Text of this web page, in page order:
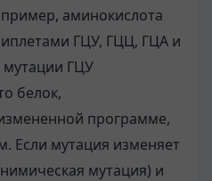
аминокислота
ГЦУ, ГЦЦ, ГЦА и
мутации ГЦУ
белок,
программе,
Если мутация изменяет
мутация) и